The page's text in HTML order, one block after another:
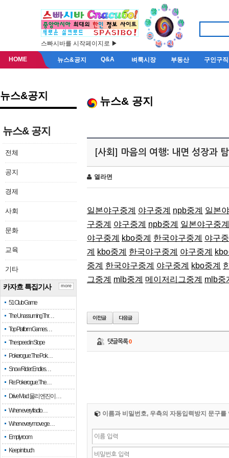
스빠시바를 시작페이지로 ▶
HOME 뉴스&공지 Q&A 벼룩시장 부동산 구인구직
뉴스&공지
뉴스& 공지
전체
공지
경제
사회
문화
교육
기타
카자흐 특집기사
51 Club Game
The Unassuming Thr…
Top Platform Games…
The speed in Slope
Pokerogue: The Pok…
Snow Rider: Endles…
Re: Pokerogue: The…
Drive Mad: 물리 엔진이 …
When every fractio…
When every move ge…
Empty room
Keep in touch
more
뉴스& 공지
[사회] 마음의 여행: 내면 성장과
열라면
일본야구중계 야구중계 npb중계 일본
구중계 야구중계 npb중계 일본야구중계
야구중계
kbo중계 한국야구중계 야구
계
kbo중계 한국야구중계 야구중계
중계 한국야구중계 야구중계 kbo중계
그중계 mlb중계 메이저리그중계 mlb중
댓글목록0
이름과 비밀번호, 우측의 자동입력방지 문구를